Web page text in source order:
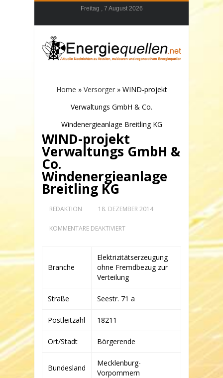
Freitag , 7 August 2026
Home » Versorger» WIND-projekt
Verwaltungs GmbH & Co.
Windenergieanlage Breitling KG
WIND-projekt
Verwaltungs GmbH &
Co.
Windenergieanlage
Breitling KG
REDAKTION 18. DEZEMBER 2014
KOMMENTARE DEAKTIVIERTFÜR
GMBH
&
CO.
WINDENERGIEANLAGE
KG
Branche
Elektrizitätserzeugung
ohne Fremdbezug zur
Verteilung
Straße Seestr. 71 a
Postleitzahl 18211
Ort/Stadt Börgerende
Bundesland
Mecklenburg-
Vorpommern